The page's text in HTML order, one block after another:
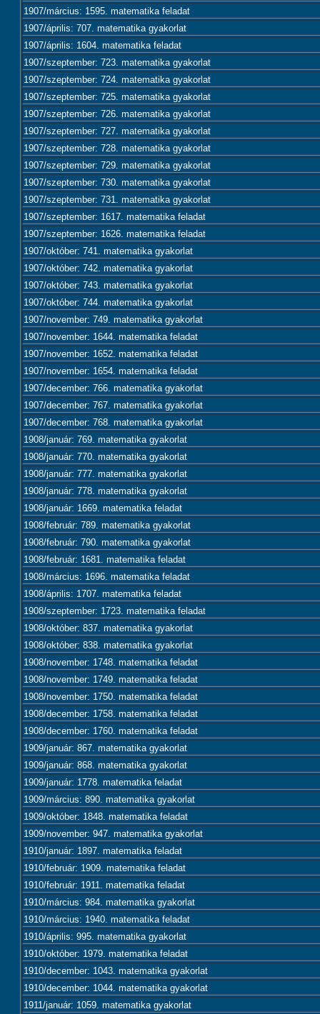
1907/március: 1595. matematika feladat
1907/április: 707. matematika gyakorlat
1907/április: 1604. matematika feladat
1907/szeptember: 723. matematika gyakorlat
1907/szeptember: 724. matematika gyakorlat
1907/szeptember: 725. matematika gyakorlat
1907/szeptember: 726. matematika gyakorlat
1907/szeptember: 727. matematika gyakorlat
1907/szeptember: 728. matematika gyakorlat
1907/szeptember: 729. matematika gyakorlat
1907/szeptember: 730. matematika gyakorlat
1907/szeptember: 731. matematika gyakorlat
1907/szeptember: 1617. matematika feladat
1907/szeptember: 1626. matematika feladat
1907/október: 741. matematika gyakorlat
1907/október: 742. matematika gyakorlat
1907/október: 743. matematika gyakorlat
1907/október: 744. matematika gyakorlat
1907/november: 749. matematika gyakorlat
1907/november: 1644. matematika feladat
1907/november: 1652. matematika feladat
1907/november: 1654. matematika feladat
1907/december: 766. matematika gyakorlat
1907/december: 767. matematika gyakorlat
1907/december: 768. matematika gyakorlat
1908/január: 769. matematika gyakorlat
1908/január: 770. matematika gyakorlat
1908/január: 777. matematika gyakorlat
1908/január: 778. matematika gyakorlat
1908/január: 1669. matematika feladat
1908/február: 789. matematika gyakorlat
1908/február: 790. matematika gyakorlat
1908/február: 1681. matematika feladat
1908/március: 1696. matematika feladat
1908/április: 1707. matematika feladat
1908/szeptember: 1723. matematika feladat
1908/október: 837. matematika gyakorlat
1908/október: 838. matematika gyakorlat
1908/november: 1748. matematika feladat
1908/november: 1749. matematika feladat
1908/november: 1750. matematika feladat
1908/december: 1758. matematika feladat
1908/december: 1760. matematika feladat
1909/január: 867. matematika gyakorlat
1909/január: 868. matematika gyakorlat
1909/január: 1778. matematika feladat
1909/március: 890. matematika gyakorlat
1909/október: 1848. matematika feladat
1909/november: 947. matematika gyakorlat
1910/január: 1897. matematika feladat
1910/február: 1909. matematika feladat
1910/február: 1911. matematika feladat
1910/március: 984. matematika gyakorlat
1910/március: 1940. matematika feladat
1910/április: 995. matematika gyakorlat
1910/október: 1979. matematika feladat
1910/december: 1043. matematika gyakorlat
1910/december: 1044. matematika gyakorlat
1911/január: 1059. matematika gyakorlat